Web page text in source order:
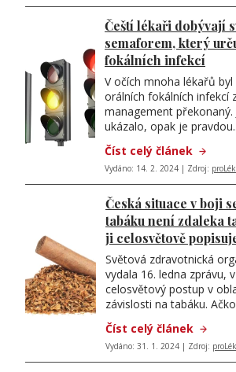
Čeští lékaři dobývají
semaforem, který
fokálních infekcí
V očích mnoha lékařů
orálních fokálních infekcí
management překonaný.
ukázalo, opak je
Číst celý článek
Vydáno: 14. 2. 2024 | Zdroj:
Česká situace v boji
tabáku není zdaleka
ji celosvětově
Světová zdravotnická
vydala 16. ledna zprávu,
celosvětový postup v
závislosti na tabáku.
Číst celý článek
Vydáno: 31. 1. 2024 | Zdroj: